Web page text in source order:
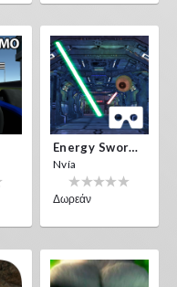
Energy Sword VR
Nvía
Δωρεάν